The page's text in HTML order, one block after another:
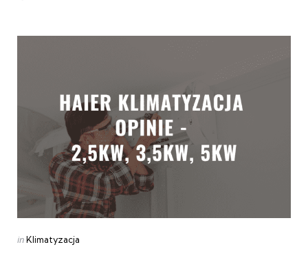
Categories
Posted
inKlimatyzacja